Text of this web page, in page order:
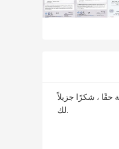
حقًا ، شكرًا جزيلاً
لك.